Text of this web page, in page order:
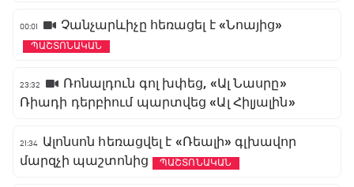
00:01 Չանչարևիչը հեռացել է «Նոայից»
ՊԱՇՏՈՆԱԿԱՆ
23:32
Ռոնալդուն գոլ խփեց, «Ալ Նասրը»
Ռիադի դերբիում պարտվեց «Ալ Հիլյալին»
21:34 Ալոնսոն հեռացվել է «Ռեալի» գլխավոր
մարզչի պաշտոնից
ՊԱՇՏՈՆԱԿԱՆ